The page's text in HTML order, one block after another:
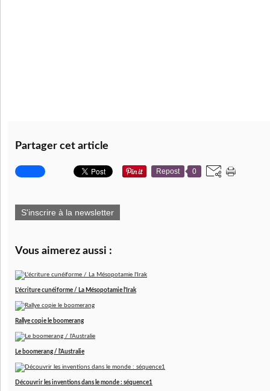
Partager cet article
Repost 0
S'inscrire à la newsletter
Vous aimerez aussi :
L'écriture cunéiforme / La Mésopotamie l'Irak
Rallye copie le boomerang
Le boomerang / l'Australie
Découvrir les inventions dans le monde : séquence1